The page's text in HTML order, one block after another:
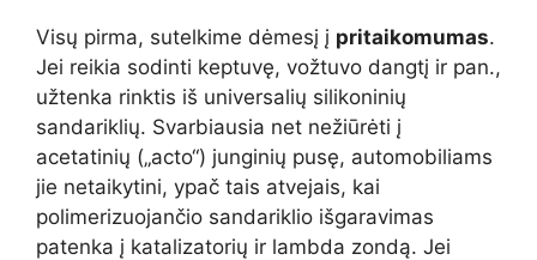
Visų pirma, sutelkime dėmesį į pritaikomumas.
Jei reikia sodinti keptuvę, vožtuvo dangtį ir pan.,
užtenka rinktis iš universalių silikoninių
sandariklių. Svarbiausia net nežiūrėti į
acetatinių („acto“) junginių pusę, automobiliams
jie netaikytini, ypač tais atvejais, kai
polimerizuojančio sandariklio išgaravimas
patenka į katalizatorių ir lambda zondą. Jei